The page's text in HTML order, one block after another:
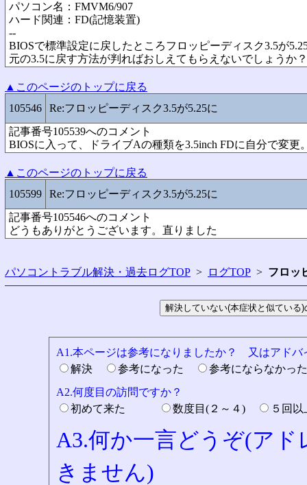
パソコン名：FMVM6/907
ハード関連：FD(記憶装置)
--
BIOSで標準設定に戻したところフロッピーディスク3.5が
元の3.5に戻す方法が判ればおしえてもらえないでしょうか？
▲このページのトップに戻る
105546
Re:フロッピーディスク3.5が5.25に
記事番号105539へのコメント
BIOSに入って、ドライブAの種類を3.5inch FDに自分で変更
▲このページのトップに戻る
105599
Re:フロッピーディスク3.5が5.25に
記事番号105546へのコメント
どうもありがとうございます。直りました
パソコントラブル解決・過去ログTOP > ログTOP > フロッ
A1.本ページは参考になりましたか？ 又はアドバ
解決
参考になった
参考にならなか
A2.何度目の訪問ですか？
初めて来た
数度目(２～４) ５回
A3.何か一言どうぞ(ア
きません)